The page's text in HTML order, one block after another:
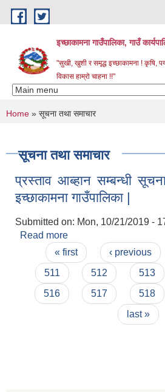
Skip to main content
इच्छाकामना गाउँपालिका, गाउँ
"सुखी, खुशी र समृद्ध इच्छाकामना ! कृषि,
विकास हाम्रो चाहना !!"
You are here
Home » सूचना तथा समाचार
सूचना तथा समाचार
प्रस्ताव आब्हान सम्बन्धी
इच्छाकामना गाउँपालिका |
Submitted on: Mon, 10/21/2019 -
Read more
इच्छाकामना गाउँपालिका |
Pages« first ‹ previous
511
512 513
516
517 518
last »